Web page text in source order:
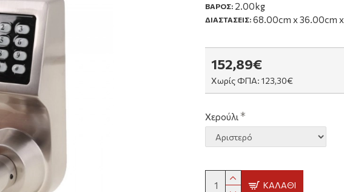
ΒΑΡΟΣ: 2.00kg
ΔΙΑΣΤΑΣΕΙΣ: 68.00cm x 36.00cm
152,89€
Χωρίς ΦΠΑ: 123,30€
Χερούλι
ΚΑΛΆΘΙ